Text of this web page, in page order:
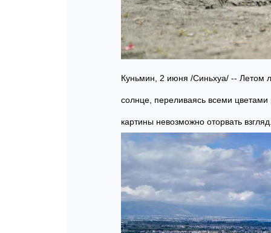
Куньмин, 2 июня /Синьхуа/ -- Летом
солнце, переливаясь всеми
картины невозможно оторвать